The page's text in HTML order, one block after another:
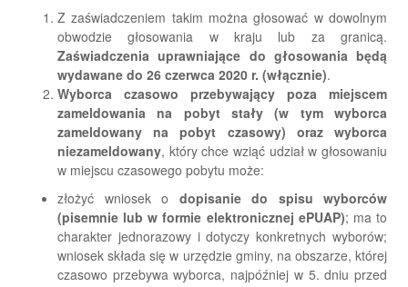
Z zaświadczeniem takim można głosować w dowolnym
obwodzie głosowania w kraju lub za granicą.
Zaświadczenia uprawniające do głosowania będą
wydawane do 26 czerwca 2020 r. (włącznie).
Wyborca czasowo przebywający poza miejscem
zameldowania na pobyt stały (w tym wyborca
zameldowany na pobyt czasowy) oraz wyborca
niezameldowany, który chce wziąć udział w głosowaniu
w miejscu czasowego pobytu może:
złożyć wniosek o dopisanie do spisu wyborców
(pisemnie lub w formie elektronicznej ePUAP); ma to
charakter jednorazowy i dotyczy konkretnych wyborów;
wniosek składa się w urzędzie gminy, na obszarze, której
czasowo przebywa wyborca, najpóźniej w 5. dniu przed